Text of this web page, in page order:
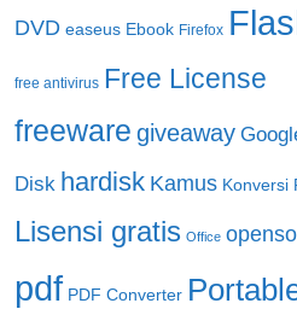
DVD easeus Ebook Firefox
free antivirus Free License
freeware giveaway
Disk hardisk Kamus Konversi
Lisensi gratis Office
pdf PDF Converter